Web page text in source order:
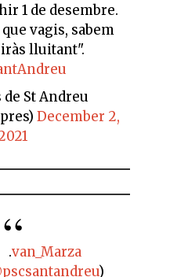
1 de desembre.
vagis, sabem
lluitant".
St Andreu
December 2,
.van_Marza
)